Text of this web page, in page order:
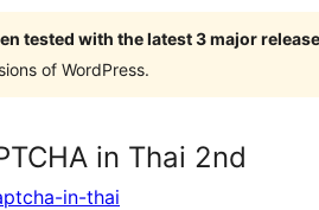
tested with the latest 3 major
of WordPress.
in Thai 2nd
in-thai